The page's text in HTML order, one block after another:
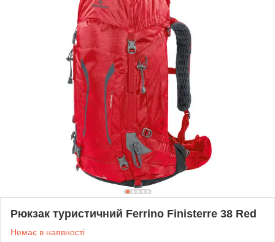
Рюкзак туристичний Ferrino Finisterre 38 Red
Немає в наявності